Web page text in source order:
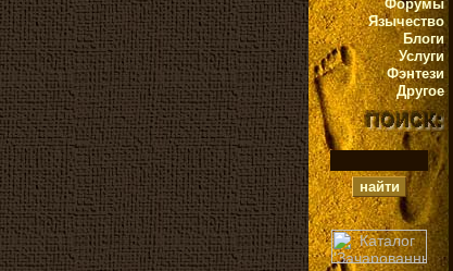
Форумы
Язычество
Блоги
Услуги
Фэнтези
Другое